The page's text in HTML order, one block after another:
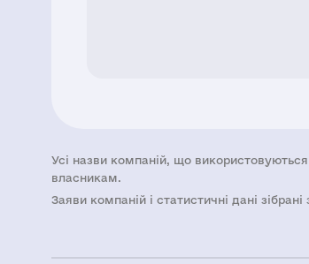
Усі назви компаній, що використовуються
власникам.
Заяви компаній i статистичні дані